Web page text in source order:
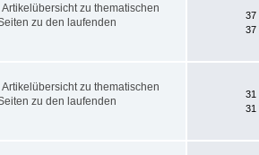
zu thematischen
zu den laufenden
37
37
zu thematischen
zu den laufenden
31
31